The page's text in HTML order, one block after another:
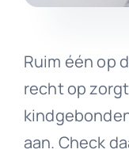
Ruim één op
recht op
aan. Check